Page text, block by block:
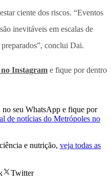
ciente dos riscos. “Eventos
inevitáveis em escalas de
conclui Dai.
no Instagram e fique por dentro
no seu WhatsApp e fique por
de notícias do Metrópoles no
e nutrição, veja todas as
Twitter